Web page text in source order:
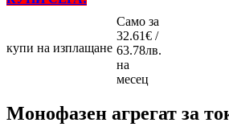
купи на изплащане
Само за
32.61€ /
63.78лв.
на
месец
Монофазен агрегат за